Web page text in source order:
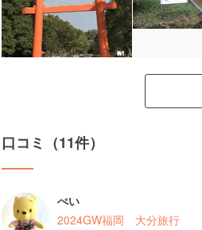
口コミ（11件）
ぺい
2024GW福岡 大分旅行